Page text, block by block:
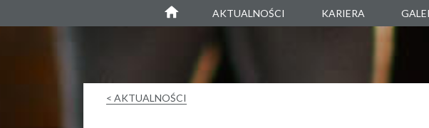
AKTUALNOŚCI KARIERA
< AKTUALNOŚCI